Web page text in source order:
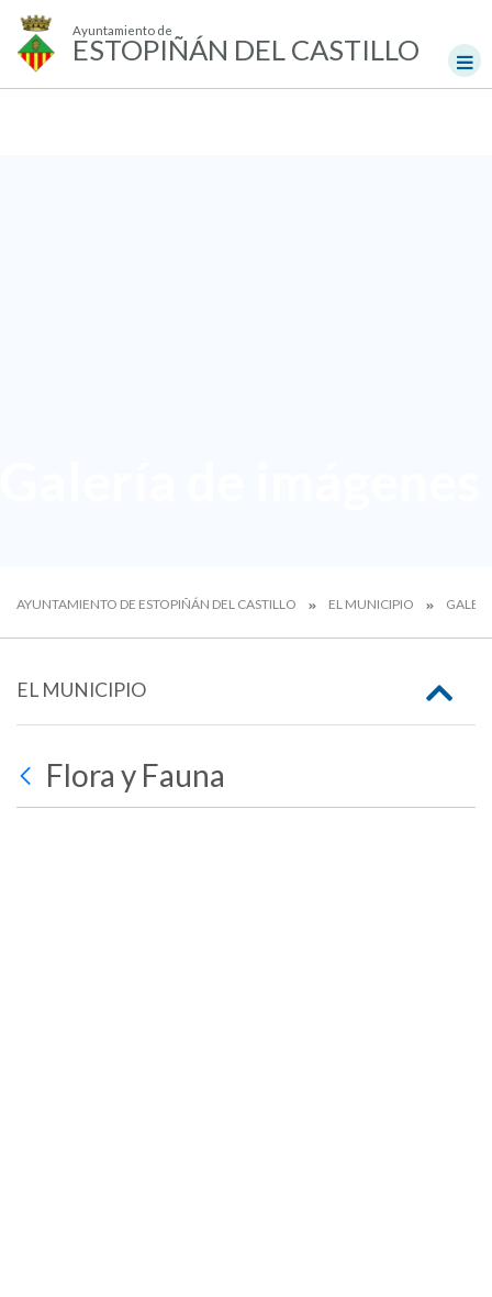
Ayuntamiento de
ESTOPIÑÁN DEL CASTILLO
AYUNTAMIENTO DE ESTOPIÑÁN DEL CASTILLO EL MUNICIPIO
EL MUNICIPIO
Flora y Fauna